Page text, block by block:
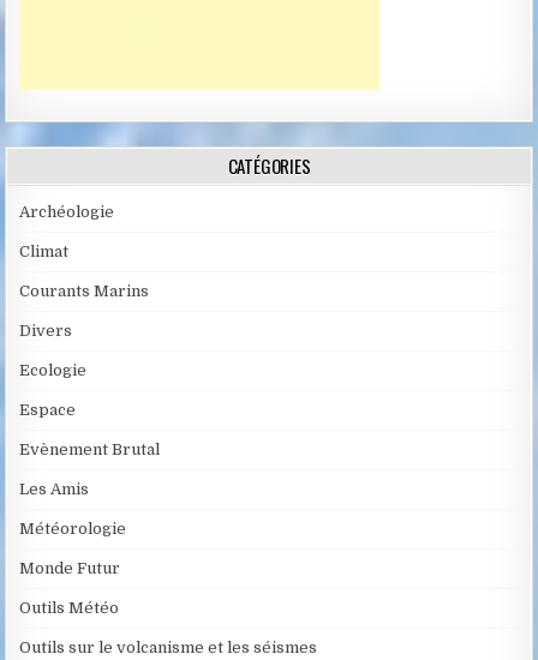
CATÉGORIES
Archéologie
Climat
Courants Marins
Divers
Ecologie
Espace
Evènement Brutal
Les Amis
Météorologie
Monde Futur
Outils Météo
Outils sur le volcanisme et les séismes